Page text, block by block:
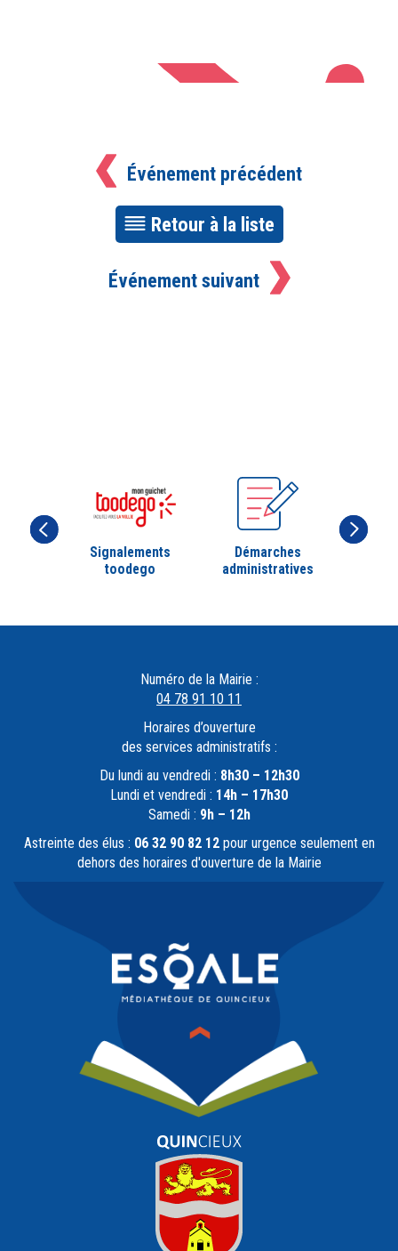
Événement précédent
Retour à la liste
Événement suivant
Signalements
toodego
Démarches
administratives
Numéro de la Mairie :
04 78 91 10 11
Horaires d’ouverture
des services administratifs :
Du lundi au vendredi : 8h30 – 12h30
Lundi et vendredi : 14h – 17h30
Samedi : 9h – 12h
Astreinte des élus : 06 32 90 82 12pour urgence seulement en
dehors des horaires d'ouverture de la Mairie